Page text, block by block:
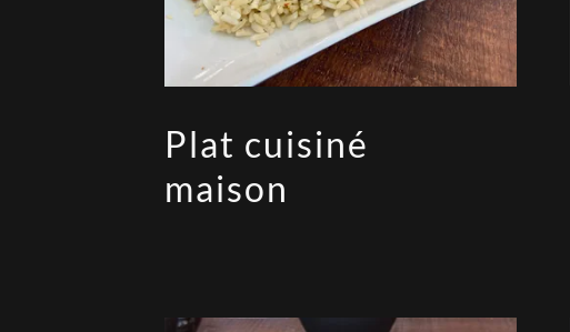
Plat cuisiné
maison